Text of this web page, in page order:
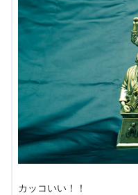
カッコいい！！